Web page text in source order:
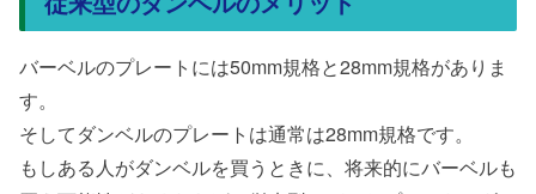
バーベルのプレートには50mm規格と28mm規格がありま
す。
そしてダンベルのプレートは通常は28mm規格です。
もしある人がダンベルを買うときに、将来的にバーベルも